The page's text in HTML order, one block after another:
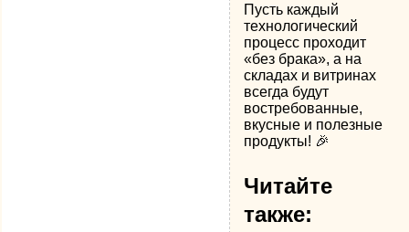
Пусть каждый
технологический
процесс проходит
«без брака», а на
складах и витринах
всегда будут
востребованные,
вкусные и полезные
продукты! 🎉
Читайте
также: